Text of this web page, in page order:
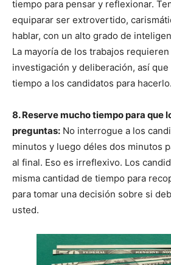
tiempo para pensar y reflexionar.
equiparar ser extrovertido,
hablar, con un alto grado de
La mayoría de los trabajos
investigación y deliberación, así
tiempo a los candidatos para hacerlo.
8. Reserve mucho tiempo para que
preguntas: No interrogue a los
minutos y luego déles dos minutos
al final. Eso es irreflexivo. Los
misma cantidad de tiempo para
para tomar una decisión sobre si
usted.